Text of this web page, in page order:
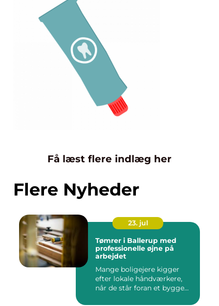
Få læst flere indlæg her
Flere Nyheder
23. jul
Tømrer i Ballerup med
professionelle øjne på
arbejdet
Mange boligejere kigger
efter lokale håndværkere,
når de står foran et bygge...